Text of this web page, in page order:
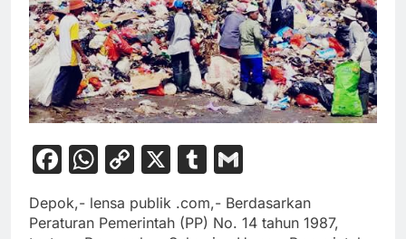
Facebook
WhatsApp
Copy
Link
X Tumblr
Depok,- lensa publik .com,- Berdasarkan
Peraturan Pemerintah (PP) No. 14 tahun 1987,